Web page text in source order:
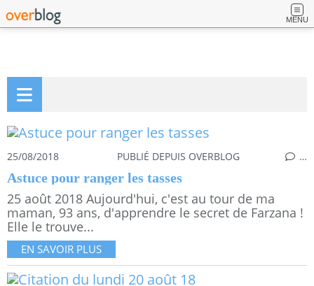
MENU
25/08/2018 PUBLIÉ DEPUIS OVERBLOG …
Astuce pour ranger les tasses
25 août 2018 Aujourd'hui, c'est au tour de ma
maman, 93 ans, d'apprendre le secret de Farzana !
Elle le trouve...
EN SAVOIR PLUS